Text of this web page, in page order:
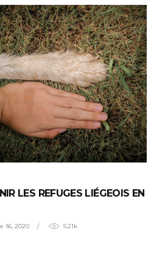
LES REFUGES LIÉGEOIS EN
16, 2020 5.21k